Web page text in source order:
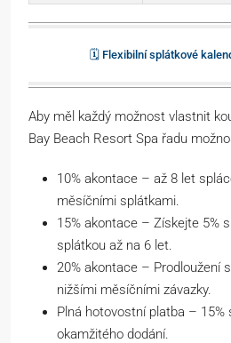
🗓️ Flexibilní splátkové
Aby měl každý možnost vlastnit
Bay Beach Resort Spa řadu
10% akontace – až 8 let
měsíčními splátkami.
15% akontace – Získejte 5%
splátkou až na 6 let.
20% akontace – Prodloužení
nižšími měsíčními závazky.
Plná hotovostní platba – 15%
okamžitého dodání.